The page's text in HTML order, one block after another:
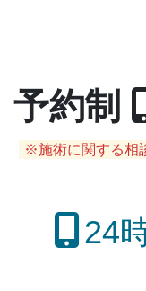
予約制
※施術に関する相
24